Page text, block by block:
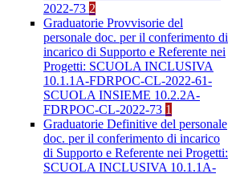
2022-73 2
Graduatorie Provvisorie del
personale doc. per il conferimento di
incarico di Supporto e Referente nei
Progetti: SCUOLA INCLUSIVA
10.1.1A-FDRPOC-CL-2022-61-
SCUOLA INSIEME 10.2.2A-
FDRPOC-CL-2022-73 1
Graduatorie Definitive del personale
doc. per il conferimento di incarico
di Supporto e Referente nei Progetti:
SCUOLA INCLUSIVA 10.1.1A-